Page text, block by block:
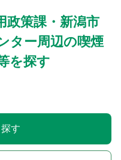
策課・新潟市
ター周辺の喫煙
を探す
す